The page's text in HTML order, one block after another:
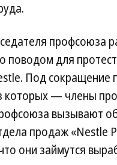
профсоюза
поводом для
Под сокращение
которых — члены
вызывают
продаж «Nestle
они займутся